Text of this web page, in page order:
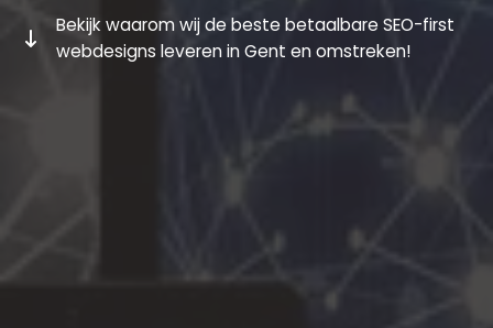
Bekijk waarom wij de beste betaalbare SEO-first
webdesigns leveren in Gent en omstreken!